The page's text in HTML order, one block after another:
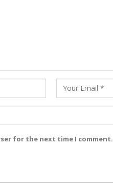
for the next time I comment.